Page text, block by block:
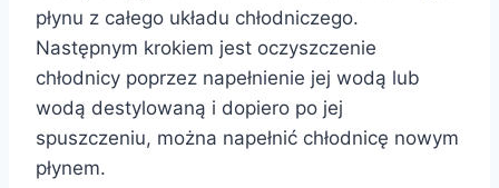
płynu z całego układu chłodniczego.
Następnym krokiem jest oczyszczenie
chłodnicy poprzez napełnienie jej wodą lub
wodą destylowaną i dopiero po jej
spuszczeniu, można napełnić chłodnicę nowym
płynem.